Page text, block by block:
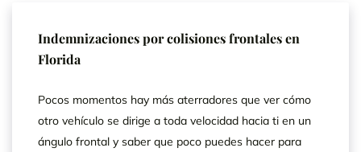
Indemnizaciones por colisiones frontales en
Florida
Pocos momentos hay más aterradores que ver cómo
otro vehículo se dirige a toda velocidad hacia ti en un
ángulo frontal y saber que poco puedes hacer para